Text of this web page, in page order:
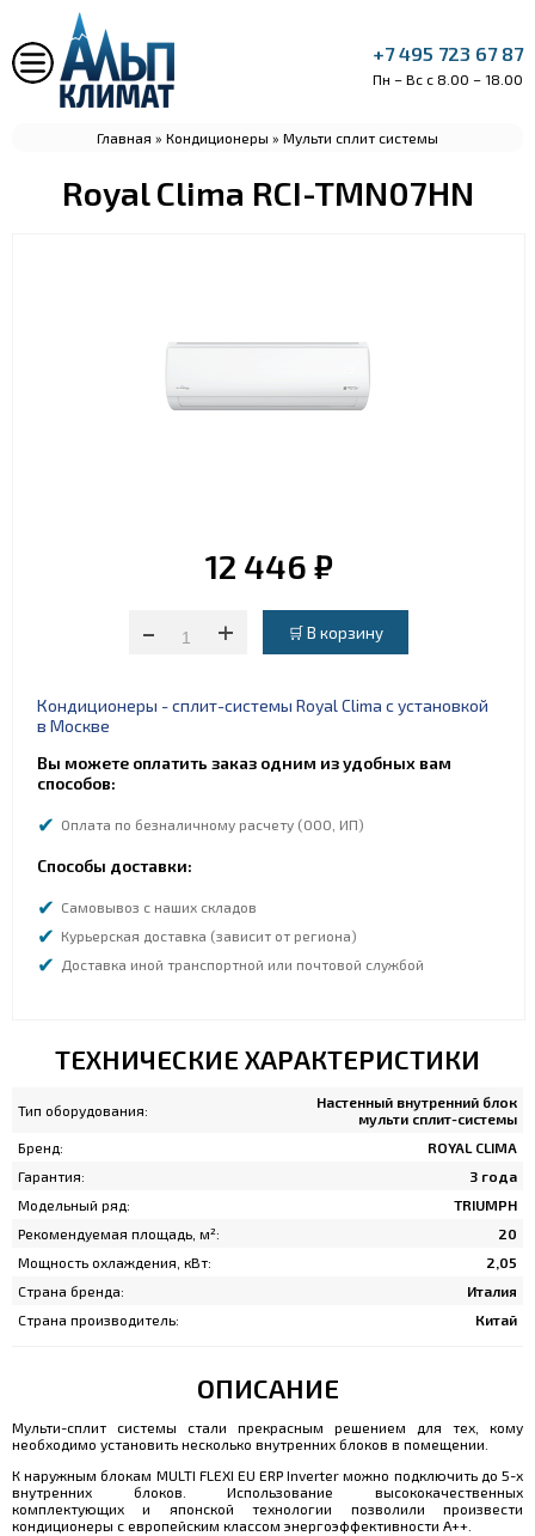
+7 495 723 67 87
Пн – Вс с 8.00 – 18.00
Главная » Кондиционеры » Мульти сплит системы
Royal Clima RCI-TMN07HN
12 446 ₽
-
+
Кондиционеры - сплит-системы Royal Clima с установкой
в Москве
Вы можете оплатить заказ одним из удобных вам
способов:
Оплата по безналичному расчету (ООО, ИП)
Способы доставки:
Самовывоз с наших складов
Курьерская доставка (зависит от региона)
Доставка иной транспортной или почтовой службой
ТЕХНИЧЕСКИЕ ХАРАКТЕРИСТИКИ
Тип оборудования:
Настенный внутренний блок
мульти сплит-системы
Бренд:
ROYAL CLIMA
Гарантия:
3 года
Модельный ряд:
TRIUMPH
Рекомендуемая площадь, м²:
20
Мощность охлаждения, кВт:
2,05
Страна бренда:
Италия
Страна производитель:
Китай
ОПИСАНИЕ
Мульти-сплит системы стали прекрасным решением для тех, кому
необходимо установить несколько внутренних блоков в помещении.
К наружным блокам MULTI FLEXI EU ERP Inverter можно подключить до 5-х
внутренних блоков. Использование высококачественных
комплектующих и японской технологии позволили произвести
кондиционеры с европейским классом энергоэффективности А++.